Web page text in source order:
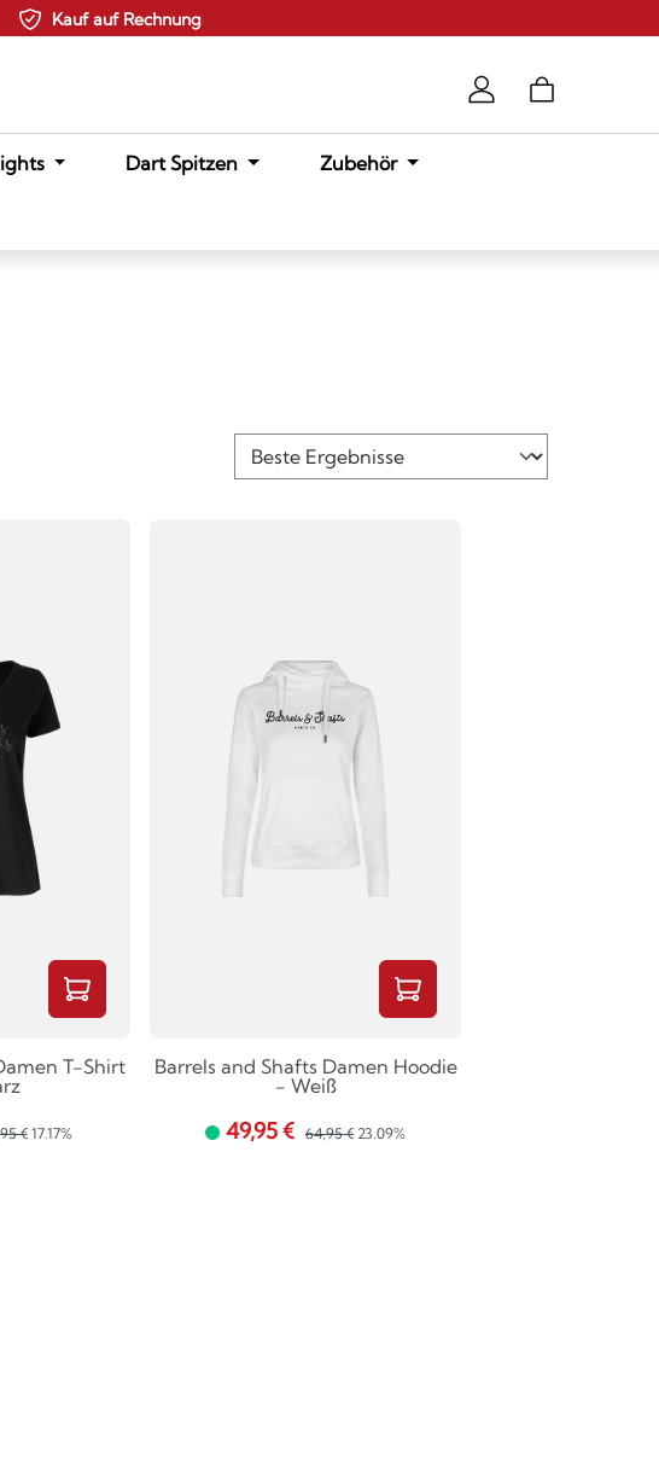
Kauf auf Rechnung
Dart Spitzen Zubehör
T-Shirt
€ 17.17%
Barrels and Shafts Damen Hoodie
- Weiß
49,95 € 64,95 € 23.09%